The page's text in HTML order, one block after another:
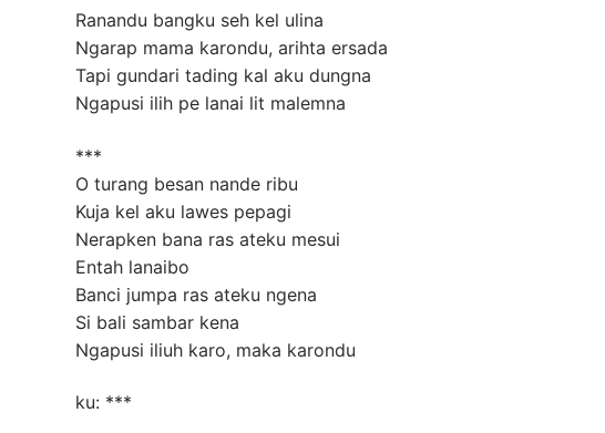
Ranandu bangku seh kel ulina
Ngarap mama karondu, arihta ersada
Tapi gundari tading kal aku dungna
Ngapusi ilih pe lanai lit malemna
***
O turang besan nande ribu
Kuja kel aku lawes pepagi
Nerapken bana ras ateku mesui
Entah lanaibo
Banci jumpa ras ateku ngena
Si bali sambar kena
Ngapusi iliuh karo, maka karondu
ku: ***